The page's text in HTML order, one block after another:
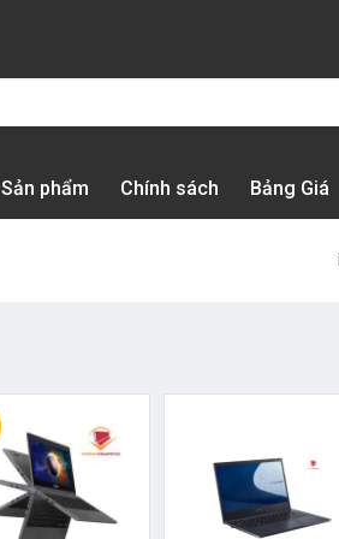
Sản phẩm Chính sách Bảng Giá